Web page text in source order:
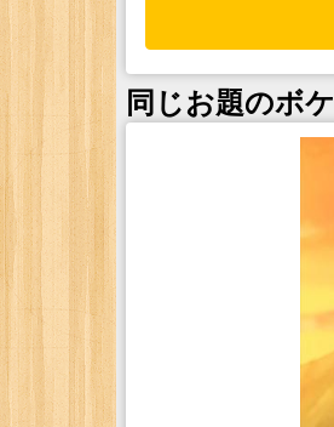
同じお題のボケ